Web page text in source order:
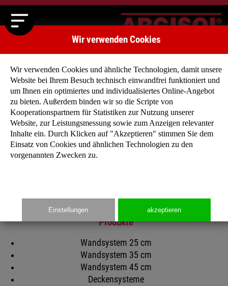
Main
Startseite
Unternehmen
Produkte
Wandsystem 25 cm
Wandsystem 35 cm
Wandsystem 45 cm
Deckensysteme
Wir verwenden Cookies
Wir verwenden Cookies und ähnliche Technologien, damit unsere
Website bei Ihrem Besuch technisch einwandfrei funktioniert und
um Ihnen ein optimiertes und individualisiertes Online-Angebot
zu bieten. Außerdem binden wir so die Scripte von
Kooperationspartnern für Statistiken zur Nutzung unserer
Website, zur Leistungsmessung sowie zum Anzeigen relevanter
Inhalte ein. Durch Klicken auf "Akzeptieren" stimmen Sie dem
Einsatz von Cookies und ähnlichen Technologien zu den
vorgenannten Zwecken zu.
Einstellungen akzeptieren